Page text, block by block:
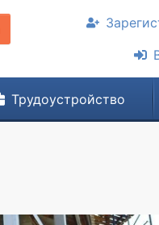
Трудоустройство